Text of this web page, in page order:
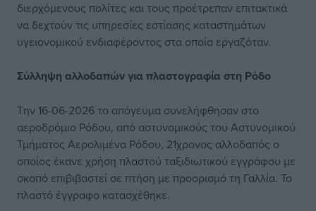
διερχόμενους πολίτες και τους προέτρεπαν επιτακτικά
να δεχτούν τις υπηρεσίες εστίασης καταστημάτων
υγειονομικού ενδιαφέροντος στα οποία εργαζόταν.
Σύλληψη αλλοδαπών για πλαστογραφία στη Ρόδο
Την 16-06-2026 το απόγευμα συνελήφθησαν στο
αεροδρόμιο Ρόδου, από αστυνομικούς του Αστυνομικού
Τμήματος Αερολιμένα Ρόδου, 21χρονος αλλοδαπός ο
οποίος έκανε χρήση πλαστού ταξιδιωτικού εγγράφου με
σκοπό επιβιβαστεί σε πτήση με προορισμό τη Γαλλία. Το
πλαστό έγγραφο κατασχέθηκε.